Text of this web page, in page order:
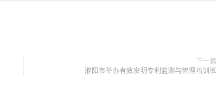
下一篇
濮阳市举办有效发明专利监测与管理培训班